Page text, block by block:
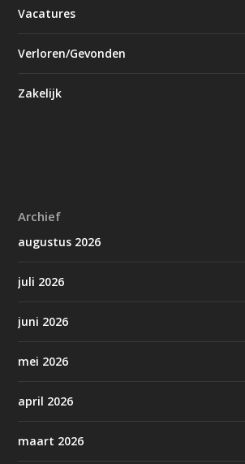
Vacatures
Verloren/Gevonden
Zakelijk
Archief
augustus 2026
juli 2026
juni 2026
mei 2026
april 2026
maart 2026